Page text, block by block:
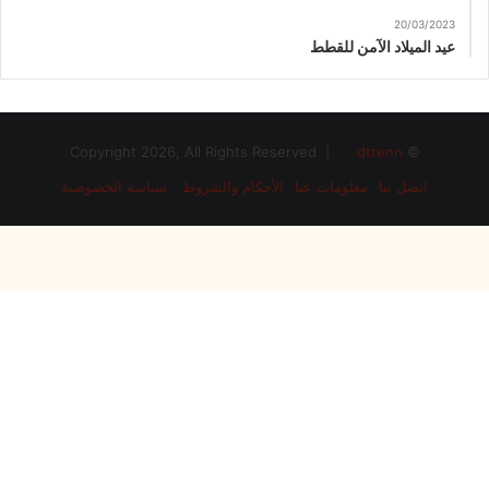
20/03/2023
عيد الميلاد الآمن للقطط
© Copyright 2026, All Rights Reserved |
dtrenn
اتصل بنا
معلومات عنا الأحكام والشروط سياسة الخصوصية